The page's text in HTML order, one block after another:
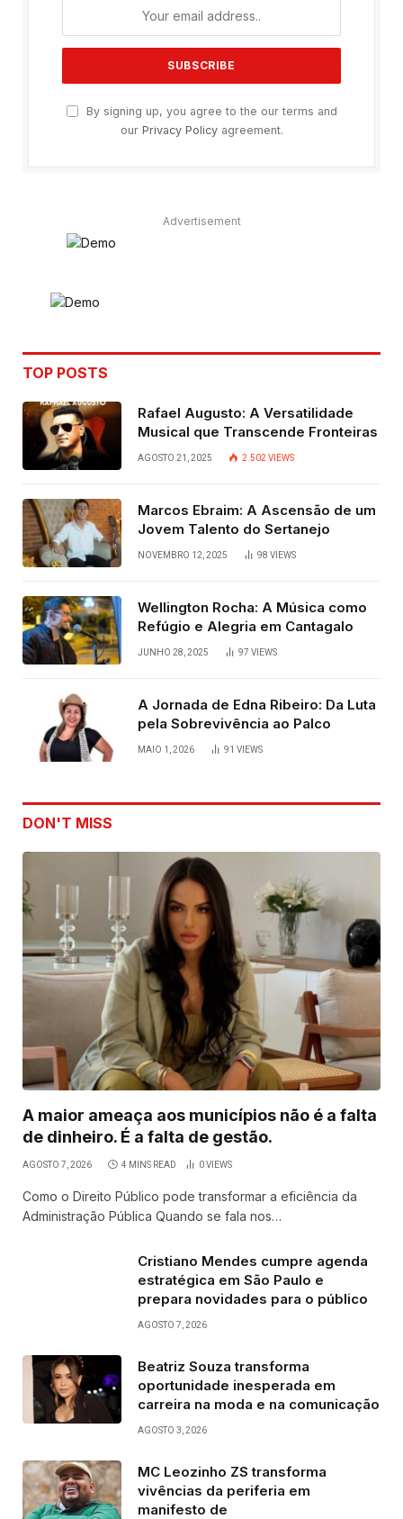
By signing up, you agree to the our terms and
our Privacy Policyagreement.
Advertisement
TOP POSTS
Rafael Augusto: A Versatilidade
Musical que Transcende Fronteiras
AGOSTO 21, 2025 2.502 VIEWS
Marcos Ebraim: A Ascensão de um
Jovem Talento do Sertanejo
NOVEMBRO 12, 2025 98 VIEWS
Wellington Rocha: A Música como
Refúgio e Alegria em Cantagalo
JUNHO 28, 2025 97 VIEWS
A Jornada de Edna Ribeiro: Da Luta
pela Sobrevivência ao Palco
MAIO 1, 2026 91 VIEWS
DON'T MISS
A maior ameaça aos municípios não é a falta
de dinheiro. É a falta de gestão.
AGOSTO 7, 2026 4 MINS READ 0VIEWS
Como o Direito Público pode transformar a eficiência da
Administração Pública Quando se fala nos…
Cristiano Mendes cumpre agenda
estratégica em São Paulo e
prepara novidades para o público
AGOSTO 7, 2026
Beatriz Souza transforma
oportunidade inesperada em
carreira na moda e na comunicação
AGOSTO 3, 2026
MC Leozinho ZS transforma
vivências da periferia em
manifesto de